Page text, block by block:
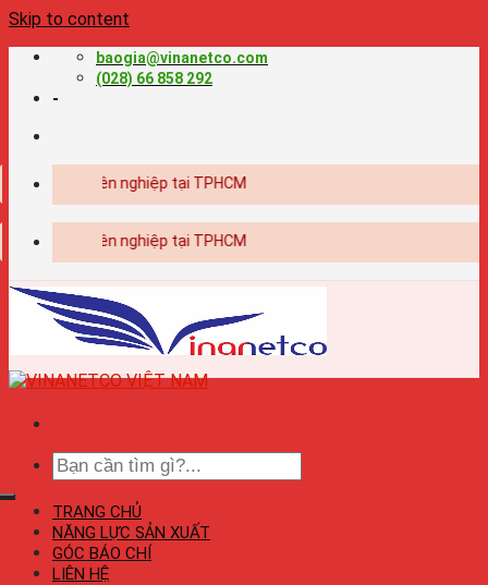
Skip to content
baogia@vinanetco.com
(028) 66 858 292
-
chuyên nghiệp tại TPHCM
chuyên nghiệp tại TPHCM
TRANG CHỦ
NĂNG LỰC SẢN XUẤT
GÓC BÁO CHÍ
LIÊN HỆ